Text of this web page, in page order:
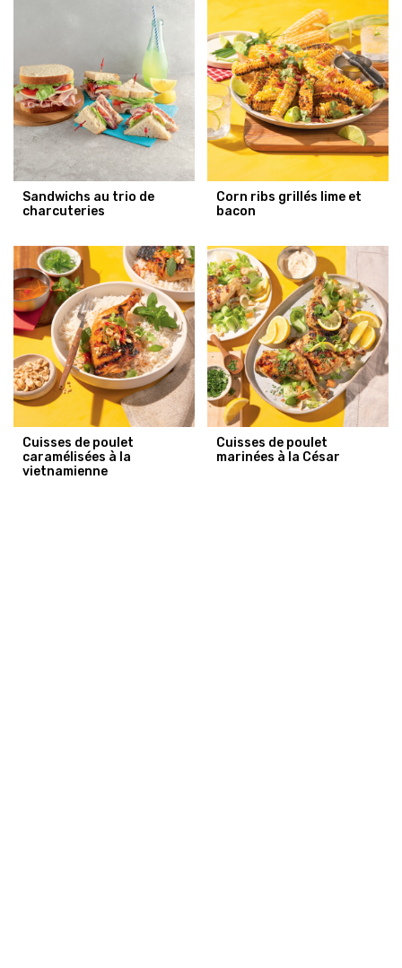
Sandwichs au trio de
charcuteries
Corn ribs grillés lime et
bacon
Cuisses de poulet
caramélisées à la
vietnamienne
Cuisses de poulet
marinées à la César